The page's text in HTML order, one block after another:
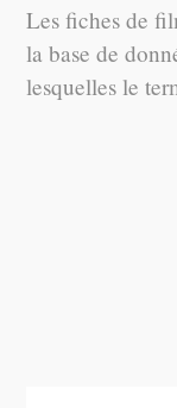
Les fiches de
la base de
lesquelles le